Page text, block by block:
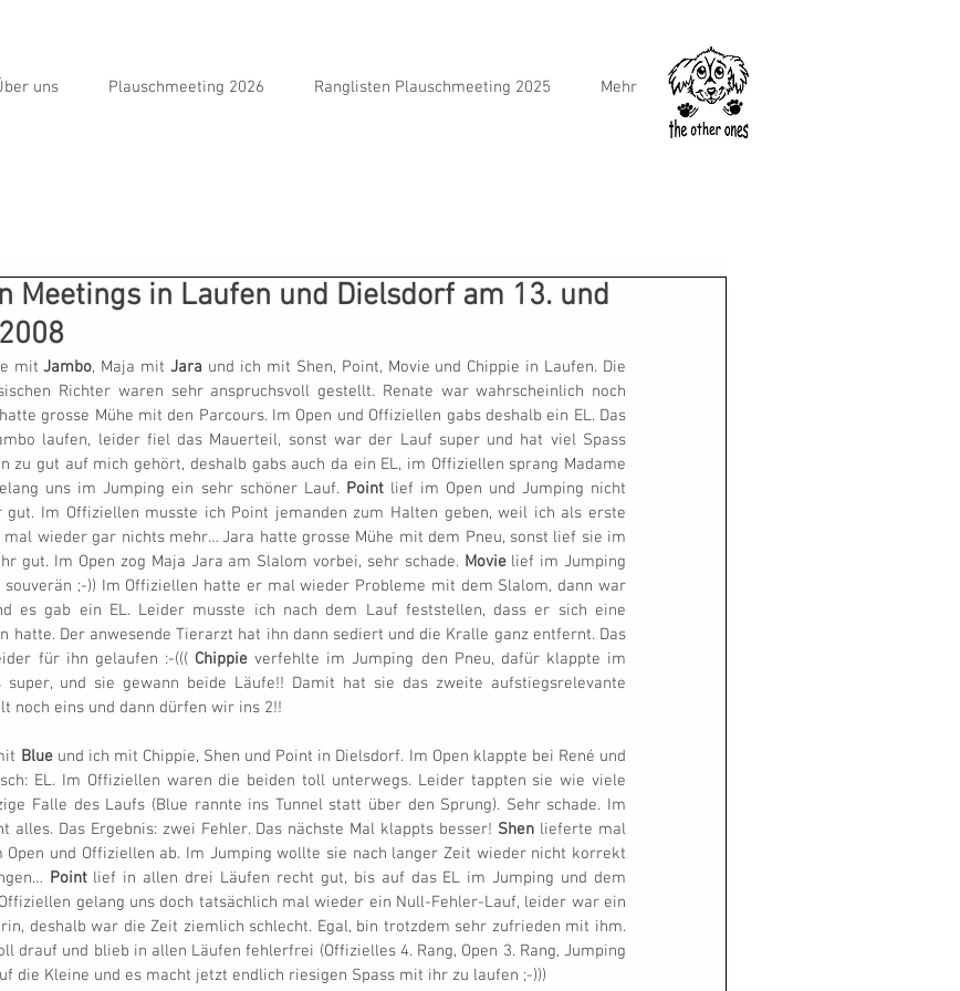
uns Plauschmeeting 2026 Ranglisten Plauschmeeting 2025 Mehr
Meetings in Laufen und Dielsdorf am 13. und
mit Jambo, Maja mit Jara und ich mit Shen, Point, Movie und Chippie in Laufen. Die
Richter waren sehr anspruchsvoll gestellt. Renate war wahrscheinlich noch
grosse Mühe mit den Parcours. Im Open und Offiziellen gabs deshalb ein EL. Das
laufen, leider fiel das Mauerteil, sonst war der Lauf super und hat viel Spass
zu gut auf mich gehört, deshalb gabs auch da ein EL, im Offiziellen sprang Madame
uns im Jumping ein sehr schöner Lauf. Point lief im Open und Jumping nicht
Im Offiziellen musste ich Point jemanden zum Halten geben, weil ich als erste
wieder gar nichts mehr… Jara hatte grosse Mühe mit dem Pneu, sonst lief sie im
gut. Im Open zog Maja Jara am Slalom vorbei, sehr schade. Movie lief im Jumping
souverän ;-)) Im Offiziellen hatte er mal wieder Probleme mit dem Slalom, dann war
es gab ein EL. Leider musste ich nach dem Lauf feststellen, dass er sich eine
hatte. Der anwesende Tierarzt hat ihn dann sediert und die Kralle ganz entfernt. Das
für ihn gelaufen :-((( Chippie verfehlte im Jumping den Pneu, dafür klappte im
super, und sie gewann beide Läufe!! Damit hat sie das zweite aufstiegsrelevante
noch eins und dann dürfen wir ins 2!!
Blue und ich mit Chippie, Shen und Point in Dielsdorf. Im Open klappte bei René und
EL. Im Offiziellen waren die beiden toll unterwegs. Leider tappten sie wie viele
Falle des Laufs (Blue rannte ins Tunnel statt über den Sprung). Sehr schade. Im
alles. Das Ergebnis: zwei Fehler. Das nächste Mal klappts besser! Shen lieferte mal
und Offiziellen ab. Im Jumping wollte sie nach langer Zeit wieder nicht korrekt
Point lief in allen drei Läufen recht gut, bis auf das EL im Jumping und dem
gelang uns doch tatsächlich mal wieder ein Null-Fehler-Lauf, leider war ein
drauf und blieb in allen Läufen fehlerfrei (Offizielles 4. Rang, Open 3. Rang, Jumping
die Kleine und es macht jetzt endlich riesigen Spass mit ihr zu laufen ;-)))